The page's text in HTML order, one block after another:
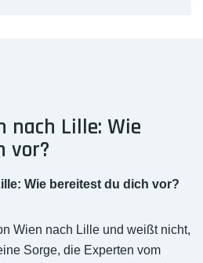
nach Lille: Wie
vor?
Wie bereitest du dich vor?
Wien nach Lille und weißt nicht,
Sorge, die Experten vom